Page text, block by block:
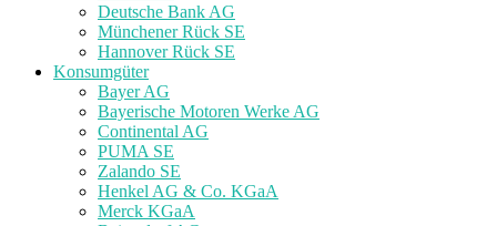
Deutsche Bank AG
Münchener Rück SE
Hannover Rück SE
Konsumgüter
Bayer AG
Bayerische Motoren Werke AG
Continental AG
PUMA SE
Zalando SE
Henkel AG & Co. KGaA
Merck KGaA